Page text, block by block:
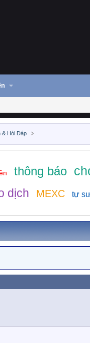
& Hỏi Đáp
thông báo
dịch MEXC tự